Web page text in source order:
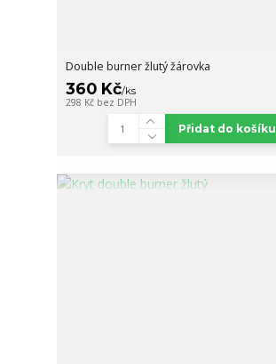
Double burner žlutý žárovka
360 Kč/ks
298 Kč bez DPH
Přidat do košíku